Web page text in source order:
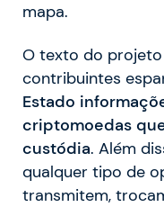
mapa.
O texto do projeto
contribuintes
Estado
criptomoedas
custódia. Além
qualquer tipo de
transmitem,